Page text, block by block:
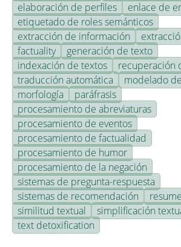
elaboración de perfiles
enlace de
etiquetado de roles semánticos
extracción de información
factuality
generación de texto
indexación de textos
recuperación
traducción automática
modelado
morfología
paráfrasis
procesamiento de abreviaturas
procesamiento de eventos
procesamiento de factualidad
procesamiento de humor
procesamiento de la negación
sistemas de pregunta-respuesta
sistemas de recomendación
similitud textual
simplificación
text detoxification